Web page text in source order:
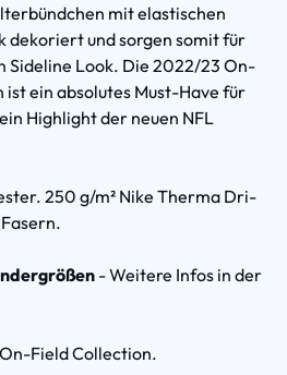
mit elastischen
dekoriert und sorgen somit für
Sideline Look. Die 2022/23 On-
ist ein absolutes Must-Have für
Highlight der neuen NFL
250 g/m² Nike Therma Dri-
- Weitere Infos in der
Field Collection.